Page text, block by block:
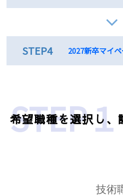
STEP4 2027新卒マイ
STEP１
希望職種を選択し、
技術